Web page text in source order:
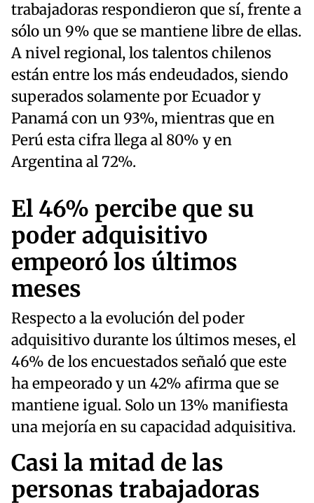
trabajadoras respondieron que sí, frente a
sólo un 9% que se mantiene libre de ellas.
A nivel regional, los talentos chilenos
están entre los más endeudados, siendo
superados solamente por Ecuador y
Panamá con un 93%, mientras que en
Perú esta cifra llega al 80% y en
Argentina al 72%.
El 46% percibe que su
poder adquisitivo
empeoró los últimos
meses
Respecto a la evolución del poder
adquisitivo durante los últimos meses, el
46% de los encuestados señaló que este
ha empeorado y un 42% afirma que se
mantiene igual. Solo un 13% manifiesta
una mejoría en su capacidad adquisitiva.
Casi la mitad de las
personas trabajadoras